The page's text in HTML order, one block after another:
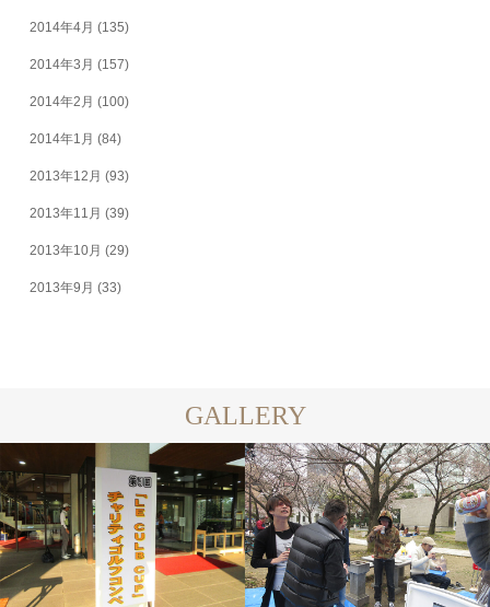
2014年4月 (135)
2014年3月 (157)
2014年2月 (100)
2014年1月 (84)
2013年12月 (93)
2013年11月 (39)
2013年10月 (29)
2013年9月 (33)
GALLERY